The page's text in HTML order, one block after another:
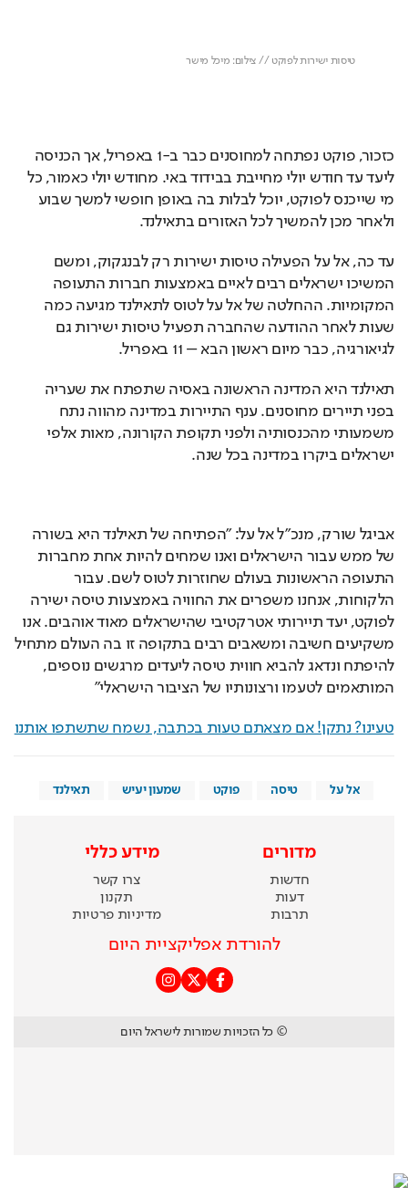
                טיסות ישירות לפוקט // צילום: מיכל מישר
כזכור, פוקט נפתחה למחוסנים כבר ב-1 באפריל, אך הכניסה
ליעד עד חודש יולי מחייבת בבידוד באי. מחודש יולי כאמור, כל
מי שייכנס לפוקט, יוכל לבלות בה באופן חופשי למשך שבוע
ולאחר מכן להמשיך לכל האזורים בתאילנד.
עד כה, אל על הפעילה טיסות ישירות רק לבנגקוק, ומשם
המשיכו ישראלים רבים לאיים באמצעות חברות התעופה
המקומיות. ההחלטה של אל על לטוס לתאילנד מגיעה כמה
שעות לאחר ההודעה שהחברה תפעיל טיסות ישירות גם
לגיאורגיה, כבר מיום ראשון הבא – 11 באפריל.
תאילנד היא המדינה הראשונה באסיה שתפתח את שעריה
בפני תיירים מחוסנים. ענף התיירות במדינה מהווה נתח
משמעותי מהכנסותיה ולפני תקופת הקורונה, מאות אלפי
ישראלים ביקרו במדינה בכל שנה.
אביגל שורק, מנכ"ל אל על
: "הפתיחה של תאילנד היא בשורה
של ממש עבור הישראלים ואנו שמחים להיות אחת מחברות
התעופה הראשונות בעולם שחוזרות לטוס לשם. עבור
הלקוחות, אנחנו משפרים את החוויה באמצעות טיסה ישירה
לפוקט, יעד תיירותי אטרקטיבי שהישראלים מאוד אוהבים. אנו
משקיעים חשיבה ומשאבים רבים בתקופה זו בה העולם מתחיל
להיפתח ונדאג להביא חווית טיסה ליעדים מרגשים נוספים,
המותאמים לטעמו ורצונותיו של הציבור הישראלי"
טעינו? נתקן! אם מצאתם טעות בכתבה, נשמח שתשתפו אותנו
אל על טיסה פוקט שמעון יעיש תאילנד
מדורים
חדשות
דעות
תרבות
מידע כללי
צרו קשר
תקנון
מדיניות פרטיות
להורדת אפליקציית היום
© כל הזכויות שמורות לישראל היום